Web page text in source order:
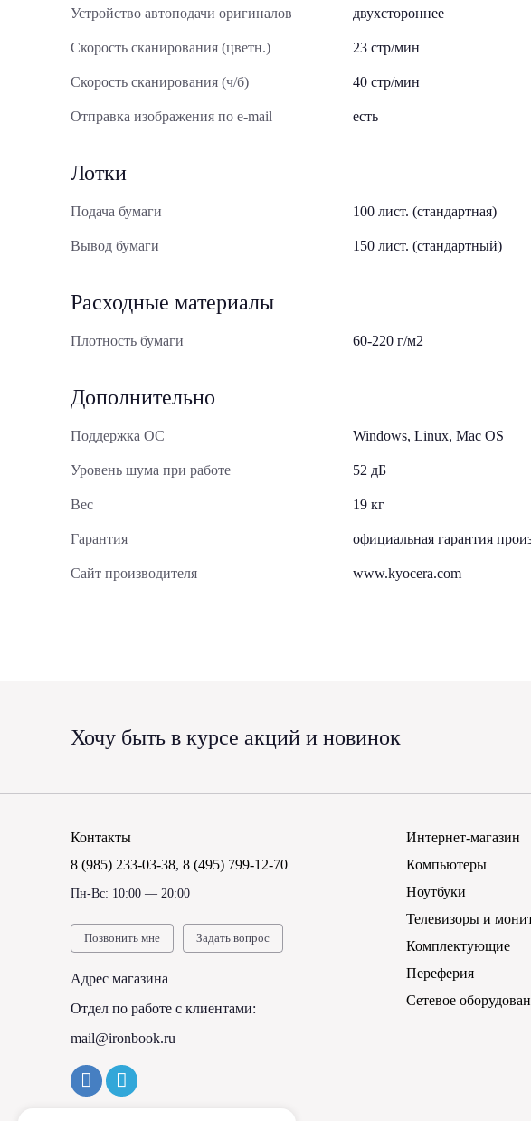
Устройство автоподачи оригиналов двухстороннее
Скорость сканирования (цветн.) 23 стр/мин
Скорость сканирования (ч/б) 40 стр/мин
Отправка изображения по e-mail есть
Лотки
Подача бумаги 100 лист. (стандартная)
Вывод бумаги 150 лист. (стандартный)
Расходные материалы
Плотность бумаги 60-220 г/м2
Дополнительно
Поддержка ОС Windows, Linux, Mac OS
Уровень шума при работе 52 дБ
Вес 19 кг
Гарантия официальная гарантия
Сайт производителя www.kyocera.com
Хочу быть в курсе акций и новинок
Контакты
8 (985) 233-03-38, 8 (495) 799-12-70
Пн-Вс: 10:00 — 20:00
Позвонить мне Задать вопрос
Адрес магазина
Отдел по работе с клиентами:
mail@ironbook.ru
Интернет-магазин
Компьютеры
Ноутбуки
Телевизоры и
Комплектующие
Переферия
Сетевое